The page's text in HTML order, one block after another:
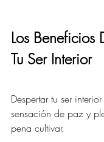
Los Beneficios
Tu Ser Interior
Despertar tu ser
sensación de paz y
pena cultivar.